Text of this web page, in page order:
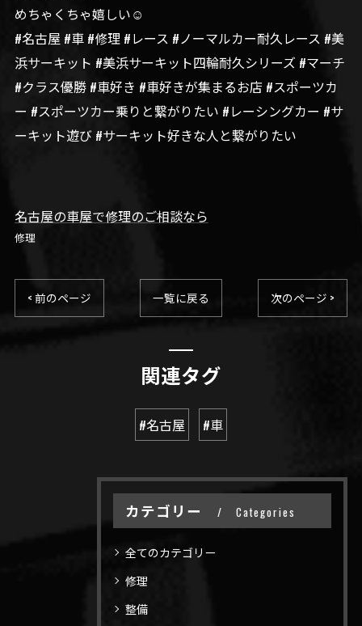
めちゃくちゃ嬉しい☺️
#名古屋 #車 #修理 #レース #ノーマルカー耐久レース #美
浜サーキット #美浜サーキット四輪耐久シリーズ #マーチ
#クラス優勝 #車好き #車好きが集まるお店 #スポーツカ
ー #スポーツカー乗りと繋がりたい #レーシングカー #サ
ーキット遊び #サーキット好きな人と繋がりたい
名古屋の車屋で修理のご相談なら
修理
< 前のページ 一覧に戻る 次のページ >
関連タグ
#名古屋 #車
カテゴリー Categories
全てのカテゴリー
修理
整備